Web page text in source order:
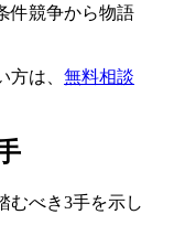
件競争から物語
は、 無料相談
むべき3手を示し